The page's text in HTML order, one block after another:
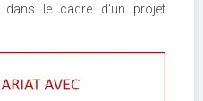
dans le cadre d'un projet